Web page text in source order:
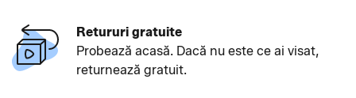
Retururi gratuite
Probează acasă. Dacă nu este ce ai visat,
returnează gratuit.